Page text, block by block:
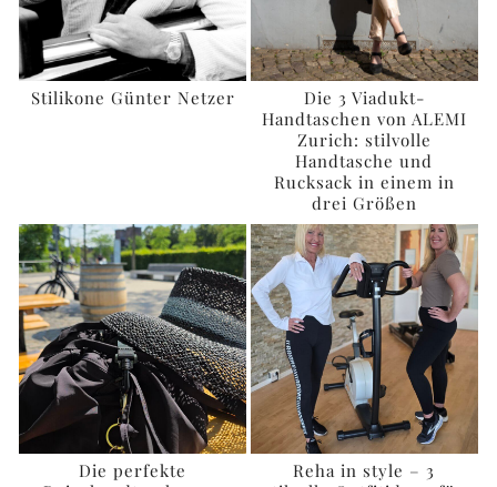
Stilikone Günter Netzer
Die 3 Viadukt-
Handtaschen von ALEMI
Zurich: stilvolle
Handtasche und
Rucksack in einem in
drei Größen
Die perfekte
Reha in style – 3